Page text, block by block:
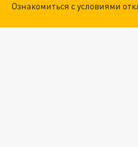
Ознакомиться с условиями